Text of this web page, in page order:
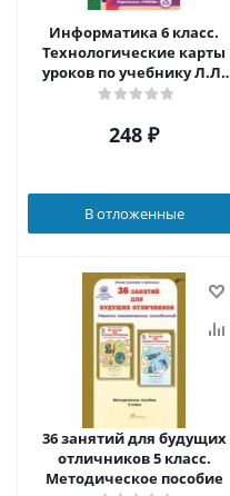
Информатика 6 класс.
Технологические карты
уроков по учебнику Л.Л.
Босовой, А.Ю. Босовой
248 ₽
В отложенные
36 занятий для будущих
отличников 5 класс.
Методическое пособие